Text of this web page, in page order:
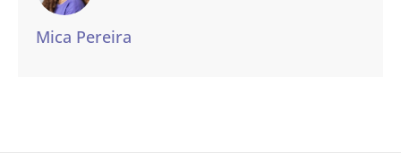
Mica Pereira